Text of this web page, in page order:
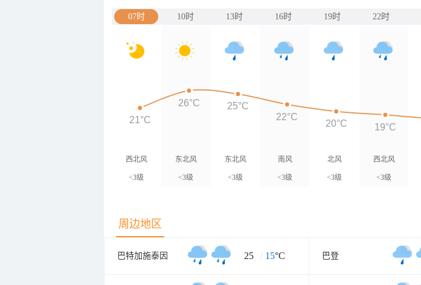
07时 10时 13时 16时 19时 22时
西北风
<3级
东北风
<3级
东北风
<3级
南风
<3级
北风
<3级
西北风
<3级
21°C
26°C
25°C
22°C
20°C 19°C
周边地区
巴特加施泰因 25 / 15°C 巴登